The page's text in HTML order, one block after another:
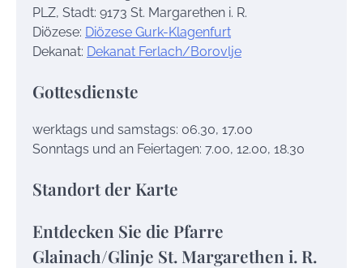
PLZ, Stadt: 9173 St. Margarethen i. R.
Diözese: Diözese Gurk-Klagenfurt
Dekanat: Dekanat Ferlach/Borovlje
Gottesdienste
werktags und samstags: 06.30, 17.00
Sonntags und an Feiertagen: 7.00, 12.00, 18.30
Standort der Karte
Entdecken Sie die Pfarre
Glainach/Glinje St. Margarethen i. R.